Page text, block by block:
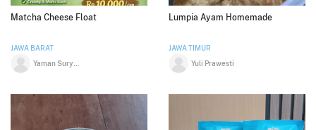
Matcha Cheese Float
JAWA BARAT
Lumpia Ayam Homemade
JAWA TIMUR
Yuli Prawesti